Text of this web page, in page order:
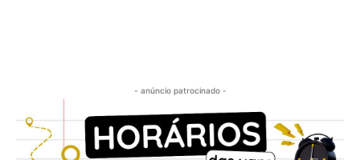
- anúncio patrocinado -